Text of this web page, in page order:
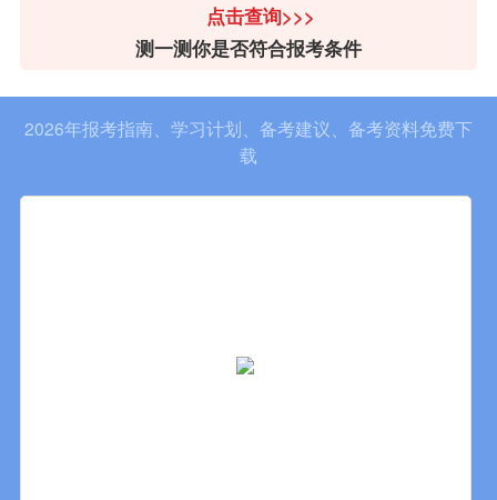
点击查询>>>
测一测你是否符合报考条件
2026年报考指南、学习计划、备考建议、备考资料免费下
载